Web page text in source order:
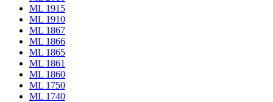
ML 1915
ML 1910
ML 1867
ML 1866
ML 1865
ML 1861
ML 1860
ML 1750
ML 1740